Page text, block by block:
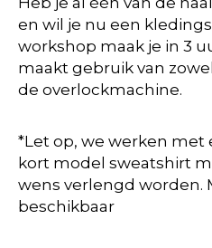
en wil je nu een
workshop maak je in 3
maakt gebruik van
de overlockmachine.
*Let op, we werken met
kort model sweatshirt
wens verlengd worden.
beschikbaar